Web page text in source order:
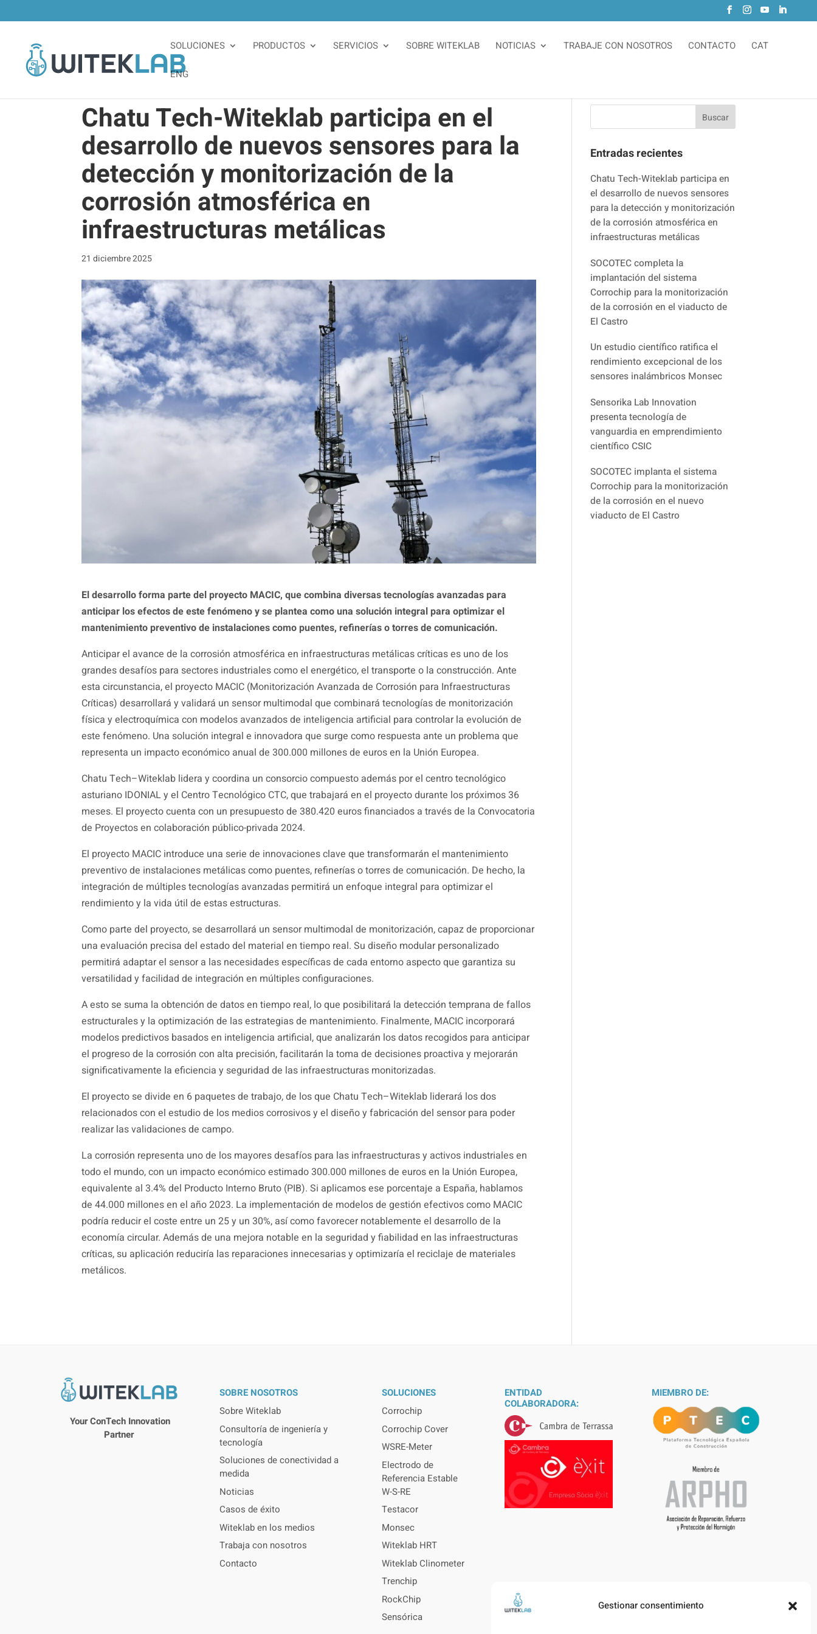
Gestionar consentimiento
SOLUCIONES PRODUCTOS SERVICIOS SOBRE WITEKLAB NOTICIAS TRABAJE CON NOSOTROS CONTACTO CAT
ENG
Chatu Tech-Witeklab participa en el
desarrollo de nuevos sensores para la
detección y monitorización de la
corrosión atmosférica en
infraestructuras metálicas
21 diciembre 2025
El desarrollo forma parte del proyecto MACIC, que combina diversas tecnologías avanzadas para
anticipar los efectos de este fenómenoy se plantea como una solución integral para optimizar el
mantenimiento preventivo de instalaciones como puentes, refinerías o torres de comunicación.
Anticipar el avance de la corrosión atmosférica en infraestructuras metálicas críticas es uno de los
grandes desafíos para sectores industriales como el energético, el transporte o la construcción. Ante
esta circunstancia, el proyecto MACIC (Monitorización Avanzada de Corrosión para Infraestructuras
Críticas) desarrollará y validará un sensor multimodal que combinará tecnologías de monitorización
física y electroquímica con modelos avanzados de inteligencia artificial para controlar la evolución de
este fenómeno. Una solución integral e innovadora que surge como respuesta ante un problema que
representa un impacto económico anual de 300.000 millones de euros en la Unión Europea.
Chatu Tech–Witeklab lidera y coordina un consorcio compuesto además por el centro tecnológico
asturiano IDONIAL y el Centro Tecnológico CTC, que trabajará en el proyecto durante los próximos 36
meses. El proyecto cuenta con un presupuesto de 380.420 euros financiados a través de la Convocatoria
de Proyectos en colaboración público-privada 2024.
El proyecto MACIC introduce una serie de innovaciones clave que transformarán el mantenimiento
preventivo de instalaciones metálicas como puentes, refinerías o torres de comunicación. De hecho, la
integración de múltiples tecnologías avanzadas permitirá un enfoque integral para optimizar el
rendimiento y la vida útil de estas estructuras.
Como parte del proyecto, se desarrollará un sensor multimodal de monitorización, capaz de proporcionar
una evaluación precisa del estado del material en tiempo real. Su diseño modular personalizado
permitirá adaptar el sensor a las necesidades específicas de cada entorno aspecto que garantiza su
versatilidad y facilidad de integración en múltiples configuraciones.
A esto se suma la obtención de datos en tiempo real, lo que posibilitará la detección temprana de fallos
estructurales y la optimización de las estrategias de mantenimiento. Finalmente, MACIC incorporará
modelos predictivos basados en inteligencia artificial, que analizarán los datos recogidos para anticipar
el progreso de la corrosión con alta precisión, facilitarán la toma de decisiones proactiva y mejorarán
significativamente la eficiencia y seguridad de las infraestructuras monitorizadas.
El proyecto se divide en 6 paquetes de trabajo, de los que Chatu Tech–Witeklab liderará los dos
relacionados con el estudio de los medios corrosivos y el diseño y fabricación del sensor para poder
realizar las validaciones de campo.
La corrosión representa uno de los mayores desafíos para las infraestructuras y activos industriales en
todo el mundo, con un impacto económico estimado 300.000 millones de euros en la Unión Europea,
equivalente al 3.4% del Producto Interno Bruto (PIB). Si aplicamos ese porcentaje a España, hablamos
de 44.000 millones en el año 2023. La implementación de modelos de gestión efectivos como MACIC
podría reducir el coste entre un 25 y un 30%, así como favorecer notablemente el desarrollo de la
economía circular. Además de una mejora notable en la seguridad y fiabilidad en las infraestructuras
críticas, su aplicación reduciría las reparaciones innecesarias y optimizaría el reciclaje de materiales
metálicos.
Entradas recientes
Chatu Tech-Witeklab participa en
el desarrollo de nuevos sensores
para la detección y monitorización
de la corrosión atmosférica en
infraestructuras metálicas
SOCOTEC completa la
implantación del sistema
Corrochip para la monitorización
de la corrosión en el viaducto de
El Castro
Un estudio científico ratifica el
rendimiento excepcional de los
sensores inalámbricos Monsec
Sensorika Lab Innovation
presenta tecnología de
vanguardia en emprendimiento
científico CSIC
SOCOTEC implanta el sistema
Corrochip para la monitorización
de la corrosión en el nuevo
viaducto de El Castro
Your ConTech Innovation
Partner
SOBRE NOSOTROS
Sobre Witeklab
Consultoría de ingeniería y
tecnología
Soluciones de conectividad a
medida
Noticias
Casos de éxito
Witeklab en los medios
Trabaja con nosotros
Contacto
SOLUCIONES
Corrochip
Corrochip Cover
WSRE-Meter
Electrodo de
Referencia Estable
W-S-RE
Testacor
Monsec
Witeklab HRT
Witeklab Clinometer
Trenchip
RockChip
Sensórica
ENTIDAD
COLABORADORA:
MIEMBRO DE: